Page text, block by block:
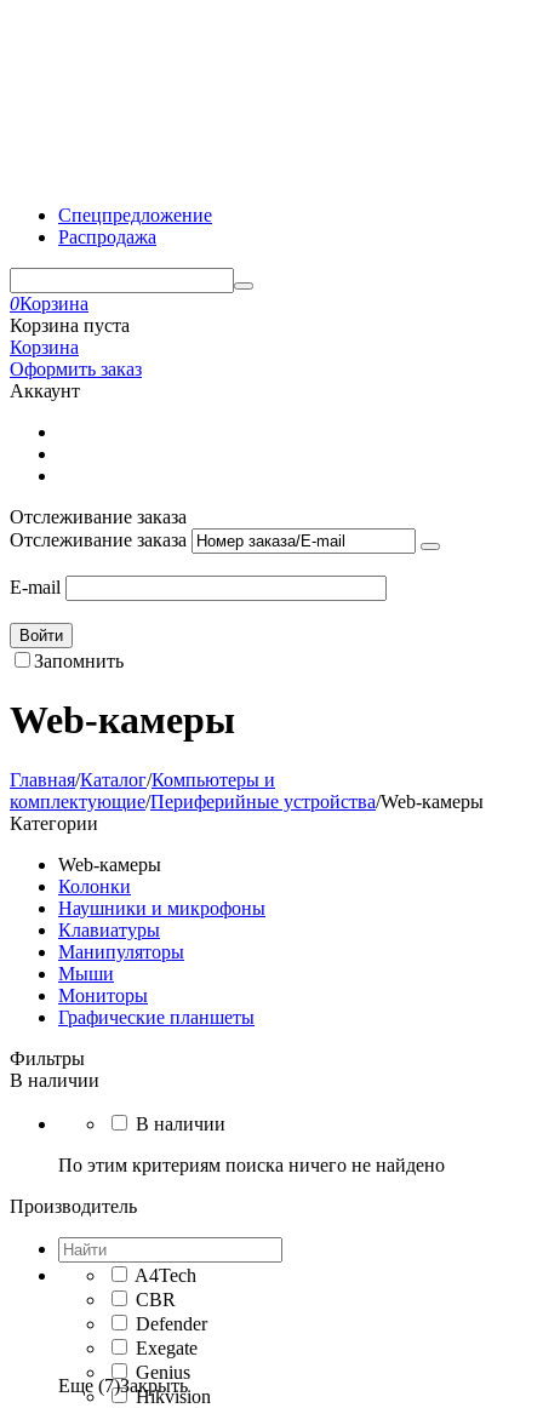
Спецпредложение
Распродажа
0Корзина
Корзина пуста
Корзина
Оформить заказ
Аккаунт
Отслеживание заказа
Отслеживание заказа
E-mail
Войти
Запомнить
Web-камеры
Главная/Каталог/Компьютеры и
комплектующие/Периферийные устройства/Web-камеры
Категории
Web-камеры
Колонки
Наушники и микрофоны
Клавиатуры
Манипуляторы
Мыши
Мониторы
Графические планшеты
Фильтры
В наличии
В наличии
По этим критериям поиска ничего не найдено
Производитель
A4Tech
CBR
Defender
Exegate
Genius
Hikvision
Еще (7)Закрыть